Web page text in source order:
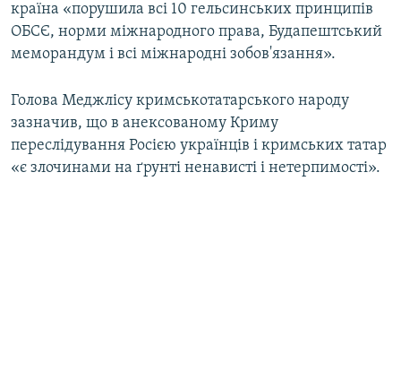
країна «порушила всі 10 гельсинських принципів
ОБСЄ, норми міжнародного права, Будапештський
меморандум і всі міжнародні зобов'язання».
Голова Меджлісу кримськотатарського народу
зазначив, що в анексованому Криму
переслідування Росією українців і кримських татар
«є злочинами на ґрунті ненависті і нетерпимості».